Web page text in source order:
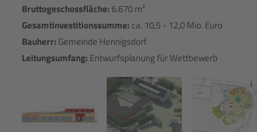
Bruttogeschossfläche: 6.670 m²
Gesamtinvestitionssumme: ca. 10,5 - 12,0 Mio. Euro
Bauherr: Gemeinde Hennigsdorf
Leitungsumfang: Entwurfsplanung für Wettbewerb